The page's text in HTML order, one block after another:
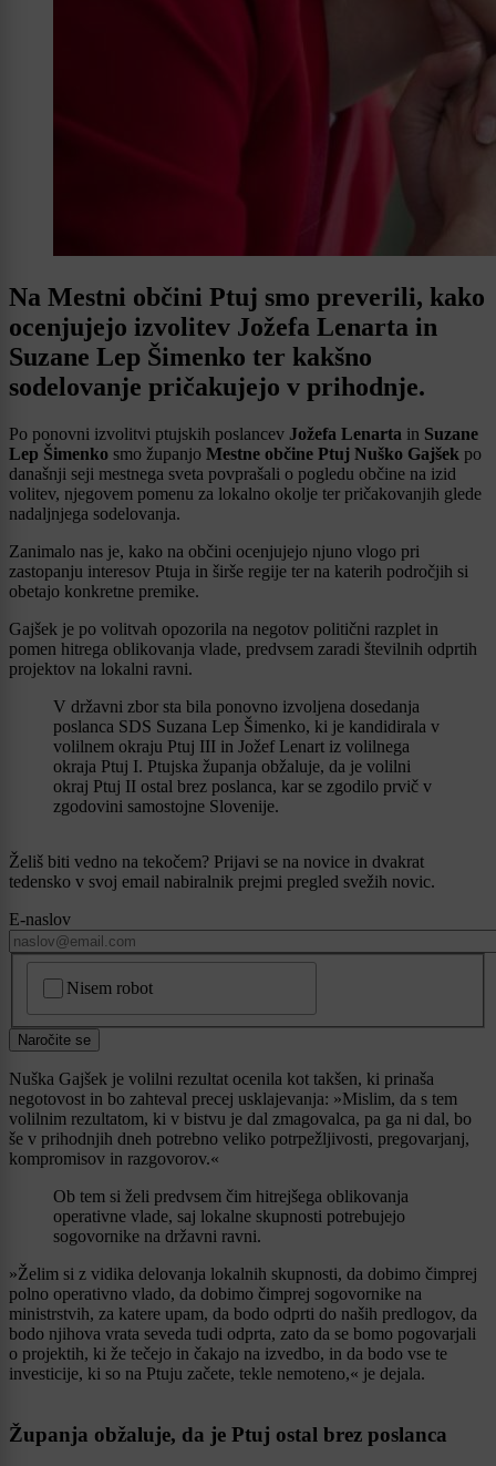
Na Mestni občini Ptuj smo preverili, kako
ocenjujejo izvolitev Jožefa Lenarta in
Suzane Lep Šimenko ter kakšno
sodelovanje pričakujejo v prihodnje.
Po ponovni izvolitvi ptujskih poslancev Jožefa Lenarta in Suzane
Lep Šimenko smo županjo Mestne občine Ptuj Nuško Gajšek po
današnji seji mestnega sveta povprašali o pogledu občine na izid
volitev, njegovem pomenu za lokalno okolje ter pričakovanjih glede
nadaljnjega sodelovanja.
Zanimalo nas je, kako na občini ocenjujejo njuno vlogo pri
zastopanju interesov Ptuja in širše regije ter na katerih področjih si
obetajo konkretne premike.
Gajšek je po volitvah opozorila na negotov politični razplet in
pomen hitrega oblikovanja vlade, predvsem zaradi številnih odprtih
projektov na lokalni ravni.
V državni zbor sta bila ponovno izvoljena dosedanja
poslanca SDS Suzana Lep Šimenko, ki je kandidirala v
volilnem okraju Ptuj III in Jožef Lenart iz volilnega
okraja Ptuj I. Ptujska županja obžaluje, da je volilni
okraj Ptuj II ostal brez poslanca, kar se zgodilo prvič v
zgodovini samostojne Slovenije.
Želiš biti vedno na tekočem? Prijavi se na novice in dvakrat
tedensko v svoj email nabiralnik prejmi pregled svežih novic.
E-naslov
Nisem robot
Naročite se
Nuška Gajšek je volilni rezultat ocenila kot takšen, ki prinaša
negotovost in bo zahteval precej usklajevanja: »Mislim, da s tem
volilnim rezultatom, ki v bistvu je dal zmagovalca, pa ga ni dal, bo
še v prihodnjih dneh potrebno veliko potrpežljivosti, pregovarjanj,
kompromisov in razgovorov.«
Ob tem si želi predvsem čim hitrejšega oblikovanja
operativne vlade, saj lokalne skupnosti potrebujejo
sogovornike na državni ravni.
»Želim si z vidika delovanja lokalnih skupnosti, da dobimo čimprej
polno operativno vlado, da dobimo čimprej sogovornike na
ministrstvih, za katere upam, da bodo odprti do naših predlogov, da
bodo njihova vrata seveda tudi odprta, zato da se bomo pogovarjali
o projektih, ki že tečejo in čakajo na izvedbo, in da bodo vse te
investicije, ki so na Ptuju začete, tekle nemoteno,« je dejala.
Županja obžaluje, da je Ptuj ostal brez poslanca